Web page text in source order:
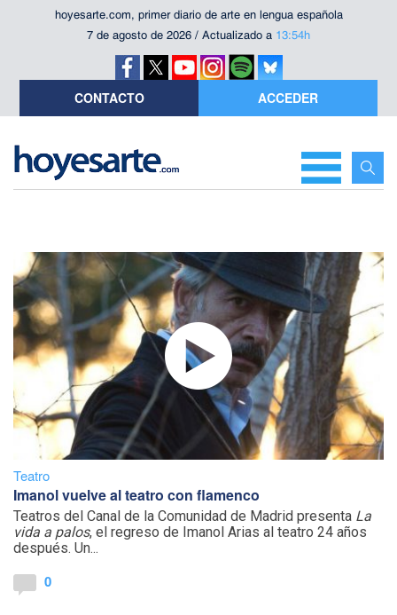
hoyesarte.com, primer diario de arte en lengua española
7 de agosto de 2026 / Actualizado a 13:54h
CONTACTO ACCEDER
Teatro
Imanol vuelve al teatro con flamenco
Teatros del Canal de la Comunidad de Madrid presenta La
vida a palos, el regreso de Imanol Arias al teatro 24 años
después. Un...
0